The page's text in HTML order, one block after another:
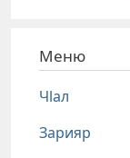
Меню
Чlал
Зарияр